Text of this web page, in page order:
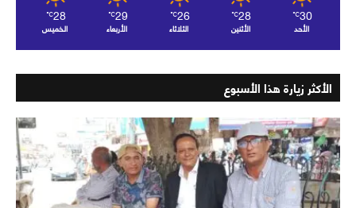
30
℃
الأحد
28
℃
الأثنين
26
℃
الثلاثاء
29
℃
الأربعاء
28
℃
الخميس
الأكثر زيارة هذا الأسبوع